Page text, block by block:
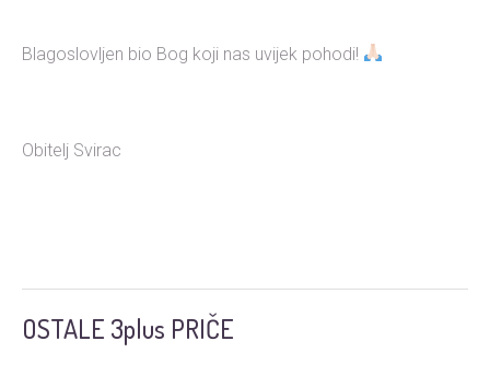
Blagoslovljen bio Bog koji nas uvijek pohodi!
Obitelj Svirac
OSTALE 3plus PRIČE